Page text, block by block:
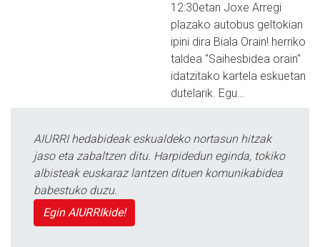
12:30etan Joxe Arregi
plazako autobus geltokian
ipini dira Biala Orain! herriko
taldea "Saihesbidea orain"
idatzitako kartela eskuetan
dutelarik. Egu…
AIURRI hedabideak eskualdeko nortasun hitzak
jaso eta zabaltzen ditu. Harpidedun eginda, tokiko
albisteak euskaraz lantzen dituen komunikabidea
babestuko duzu.
Egin AIURRIkide!